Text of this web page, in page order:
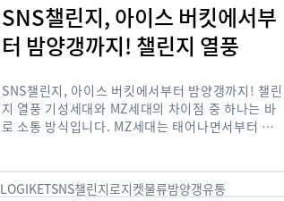
SNS챌린지, 아이스 버킷에서부
터 밤양갱까지! 챌린지 열풍
SNS챌린지, 아이스 버킷에서부터 밤양갱까지! 챌린
지 열풍 기성세대와 MZ세대의 차이점 중 하나는 바
로 소통 방식입니다. MZ세대는 태어나면서부터 디
도 능숙한 …
LOGIKETSNS챌린지로지켓물류밤양갱유통